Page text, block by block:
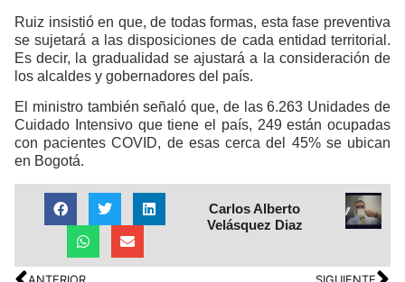
Ruiz insistió en que, de todas formas, esta fase preventiva
se sujetará a las disposiciones de cada entidad territorial.
Es decir, la gradualidad se ajustará a la consideración de
los alcaldes y gobernadores del país.
El ministro también señaló que, de las 6.263 Unidades de
Cuidado Intensivo que tiene el país, 249 están ocupadas
con pacientes COVID, de esas cerca del 45% se ubican
en Bogotá.
Carlos Alberto
Velásquez Diaz